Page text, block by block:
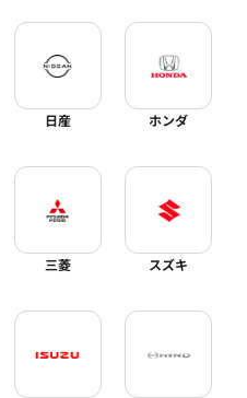
日産 ホンダ
三菱 スズキ